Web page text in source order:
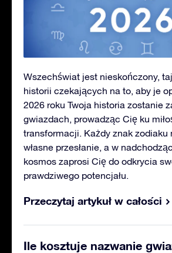
Wszechświat jest nieskończony,
historii czekających na to, aby je
2026 roku Twoja historia zostanie
gwiazdach, prowadząc Cię ku
transformacji. Każdy znak zodiaku
własne przesłanie, a w
kosmos zaprosi Cię do odkrycia
prawdziwego potencjału.
Przeczytaj artykuł w całości
Ile kosztuje nazwanie